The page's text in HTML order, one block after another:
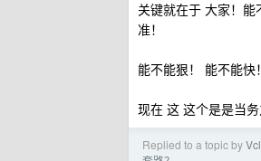
关键就在于 大家！能
准！
能不能狠！ 能不能快
现在 这 这个是是当
Replied to a topic by